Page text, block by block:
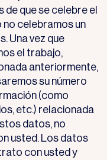
de que se celebre el
celebramos un
Una vez que
el trabajo,
anteriormente,
su número
(como
etc.) relacionada
datos, no
usted. Los datos
con usted y